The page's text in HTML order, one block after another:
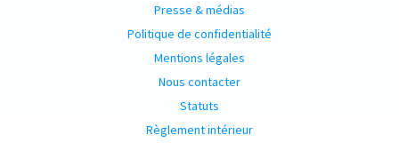
Presse & médias
Politique de confidentialité
Mentions légales
Nous contacter
Statuts
Règlement intérieur